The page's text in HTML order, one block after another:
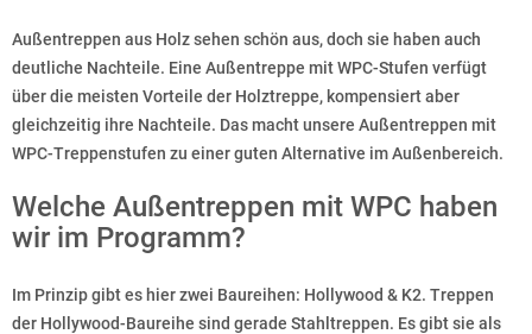
Außentreppen aus Holz sehen schön aus, doch sie haben auch
deutliche Nachteile. Eine Außentreppe mit WPC-Stufen verfügt
über die meisten Vorteile der Holztreppe, kompensiert aber
gleichzeitig ihre Nachteile. Das macht unsere Außentreppen mit
WPC-Treppenstufen zu einer guten Alternative im Außenbereich.
Welche Außentreppen mit WPC haben
wir im Programm?
Im Prinzip gibt es hier zwei Baureihen: Hollywood & K2. Treppen
der Hollywood-Baureihe sind gerade Stahltreppen. Es gibt sie als